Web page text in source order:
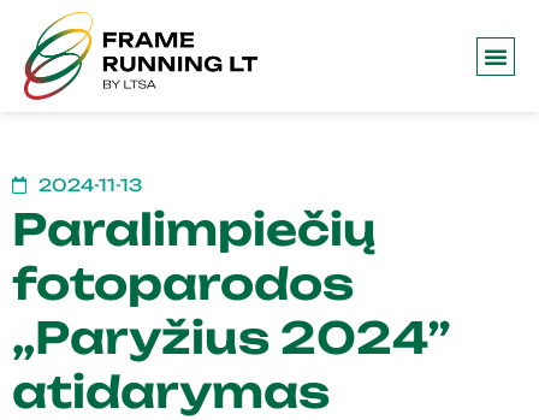
2024-11-13
Paralimpiečių
fotoparodos
„Paryžius 2024”
atidarymas